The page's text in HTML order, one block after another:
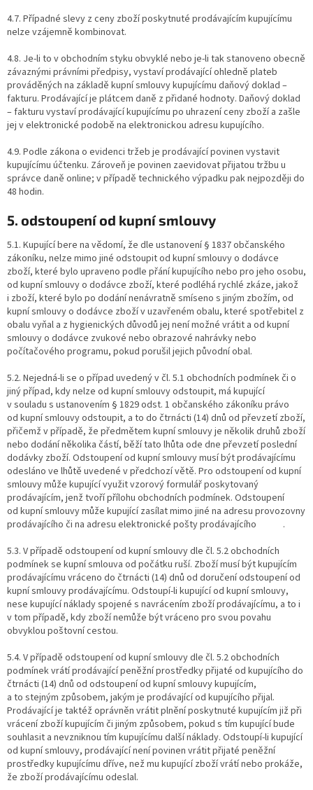
4.7. Případné slevy z ceny zboží poskytnuté prodávajícím kupujícímu
nelze vzájemně kombinovat.
4.8. Je-li to v obchodním styku obvyklé nebo je-li tak stanoveno obecně
závaznými právními předpisy, vystaví prodávající ohledně plateb
prováděných na základě kupní smlouvy kupujícímu daňový doklad –
fakturu. Prodávající je plátcem daně z přidané hodnoty. Daňový doklad
– fakturu vystaví prodávající kupujícímu po uhrazení ceny zboží a zašle
jej v elektronické podobě na elektronickou adresu kupujícího.
4.9. Podle zákona o evidenci tržeb je prodávající povinen vystavit
kupujícímu účtenku. Zároveň je povinen zaevidovat přijatou tržbu u
správce daně online; v případě technického výpadku pak nejpozději do
48 hodin.
5. odstoupení od kupní smlouvy
5.1. Kupující bere na vědomí, že dle ustanovení § 1837 občanského
zákoníku, nelze mimo jiné odstoupit od kupní smlouvy o dodávce
zboží, které bylo upraveno podle přání kupujícího nebo pro jeho osobu,
od kupní smlouvy o dodávce zboží, které podléhá rychlé zkáze, jakož
i zboží, které bylo po dodání nenávratně smíseno s jiným zbožím, od
kupní smlouvy o dodávce zboží v uzavřeném obalu, které spotřebitel z
obalu vyňal a z hygienických důvodů jej není možné vrátit a od kupní
smlouvy o dodávce zvukové nebo obrazové nahrávky nebo
počítačového programu, pokud porušil jejich původní obal.
5.2. Nejedná-li se o případ uvedený v čl. 5.1 obchodních podmínek či o
jiný případ, kdy nelze od kupní smlouvy odstoupit, má kupující
v souladu s ustanovením § 1829 odst. 1 občanského zákoníku právo
od kupní smlouvy odstoupit, a to do čtrnácti (14) dnů od převzetí zboží,
přičemž v případě, že předmětem kupní smlouvy je několik druhů zboží
nebo dodání několika částí, běží tato lhůta ode dne převzetí poslední
dodávky zboží. Odstoupení od kupní smlouvy musí být prodávajícímu
odesláno ve lhůtě uvedené v předchozí větě. Pro odstoupení od kupní
smlouvy může kupující využit vzorový formulář poskytovaný
prodávajícím, jenž tvoří přílohu obchodních podmínek. Odstoupení
od kupní smlouvy může kupující zasílat mimo jiné na adresu provozovny
prodávajícího či na adresu elektronické pošty prodávajícího .
5.3. V případě odstoupení od kupní smlouvy dle čl. 5.2 obchodních
podmínek se kupní smlouva od počátku ruší. Zboží musí být kupujícím
prodávajícímu vráceno do čtrnácti (14) dnů od doručení odstoupení od
kupní smlouvy prodávajícímu. Odstoupí-li kupující od kupní smlouvy,
nese kupující náklady spojené s navrácením zboží prodávajícímu, a to i
v tom případě, kdy zboží nemůže být vráceno pro svou povahu
obvyklou poštovní cestou.
5.4. V případě odstoupení od kupní smlouvy dle čl. 5.2 obchodních
podmínek vrátí prodávající peněžní prostředky přijaté od kupujícího do
čtrnácti (14) dnů od odstoupení od kupní smlouvy kupujícím,
a to stejným způsobem, jakým je prodávající od kupujícího přijal.
Prodávající je taktéž oprávněn vrátit plnění poskytnuté kupujícím již při
vrácení zboží kupujícím či jiným způsobem, pokud s tím kupující bude
souhlasit a nevzniknou tím kupujícímu další náklady. Odstoupí-li kupující
od kupní smlouvy, prodávající není povinen vrátit přijaté peněžní
prostředky kupujícímu dříve, než mu kupující zboží vrátí nebo prokáže,
že zboží prodávajícímu odeslal.